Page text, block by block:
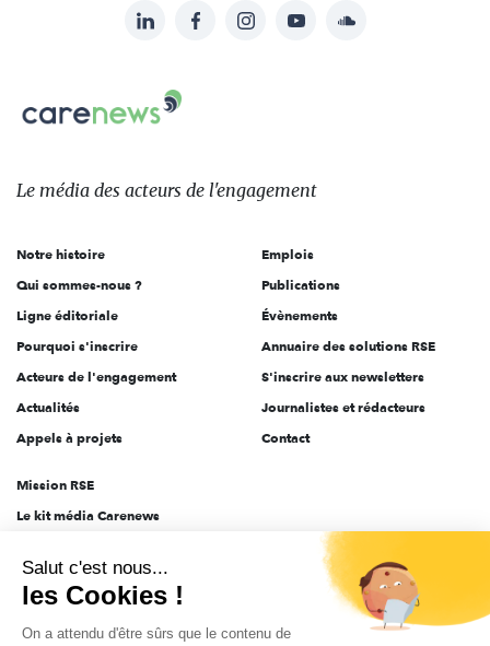
sur:
LinkedInFacebookInstagramYouTubeSoundcloud
Le
des
l'engagement
Le média des acteurs de l'engagement
Notre histoire
Qui sommes-nous ?
Ligne éditoriale
Pourquoi s'inscrire
Acteurs de l'engagement
Actualités
Appels à projets
Emplois
Publications
Évènements
Annuaire des solutions RSE
S'inscrire aux newsletters
Journalistes et rédacteurs
Contact
Mission RSE
Le kit média Carenews
AEF info
Novethic
PRODURABLE
Salut c'est nous...
les Cookies !
On a attendu d'être sûrs que le contenu de